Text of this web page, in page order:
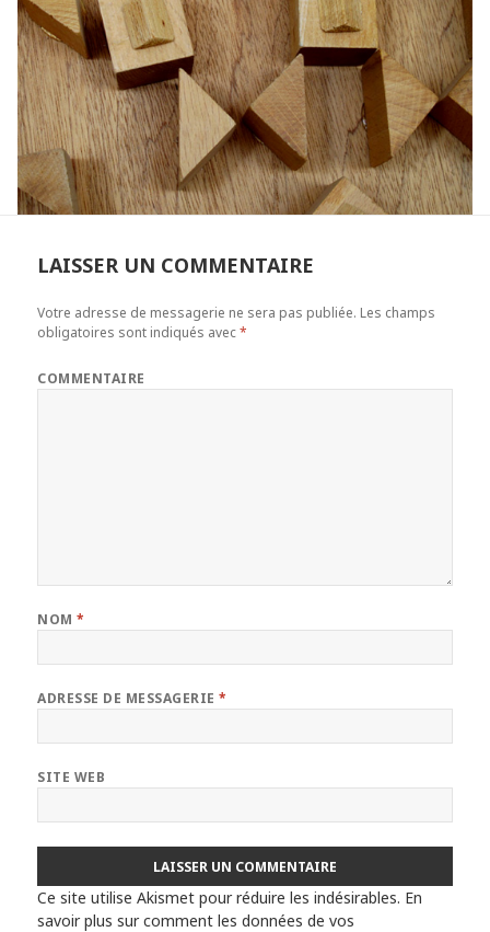
LAISSER UN COMMENTAIRE
Votre adresse de messagerie ne sera pas publiée. Les champs
obligatoires sont indiqués avec*
COMMENTAIRE
NOM*
ADRESSE DE MESSAGERIE*
SITE WEB
Ce site utilise Akismet pour réduire les indésirables. En
savoir plus sur comment les données de vos